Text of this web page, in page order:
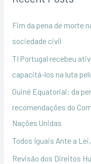
:
Fim da pena de morte
sociedade civil
TI Portugal recebeu
capacitá-los na luta
Guiné Equatorial: da
recomendações do
Nações Unidas
Todos Iguais Ante a
Revisão dos Direitos